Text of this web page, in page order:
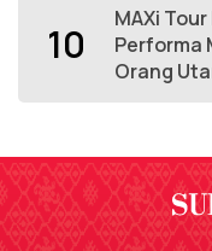
10
MAXi
Performa
Orang